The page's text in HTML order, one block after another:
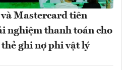
Mastercard tiên
nghiệm thanh toán cho
ghi nợ phi vật lý